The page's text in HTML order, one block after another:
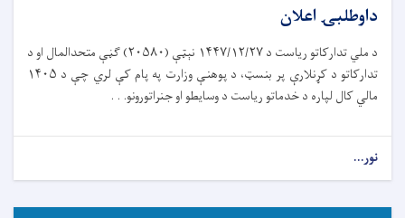
داوطلبۍ اعلان
د ملي تدارکاتو ریاست د ۱۴۴۷/۱۲/۲۷ نېټې (۲۰۵۸۰) ګڼې متحدالمال او د
تدارکاتو د کړنلارې پر بنسټ، د پوهنې وزارت په پام کې لري چې د ۱۴۰۵
مالي کال لپاره د خدماتو ریاست د وسایطو او جنراتورونو. . .
نور...